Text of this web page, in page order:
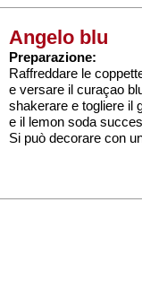
Angelo blu
Preparazione:
Raffreddare le
e versare il curaçao
shakerare e togliere il
e il lemon soda
Si può decorare con